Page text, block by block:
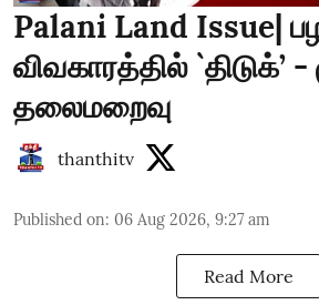
Palani Land Issue|
விவகாரத்தில் `திடுக்’
தலைமறைவு
thanthitv
Published on: 06 Aug 2026, 9:27 am
Read More